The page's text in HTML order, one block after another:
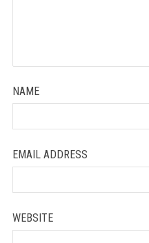
NAME
EMAIL ADDRESS
WEBSITE